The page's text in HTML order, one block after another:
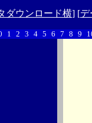
ダウンロード横] [デ
1 2 3 4 5 6 7 8 9